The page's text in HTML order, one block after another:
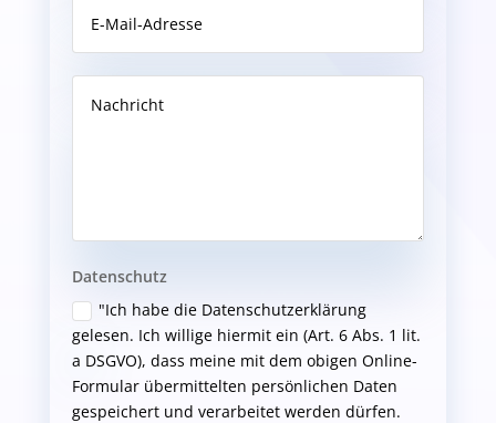
Datenschutz
"Ich habe die Datenschutzerklärung
gelesen. Ich willige hiermit ein (Art. 6 Abs. 1 lit.
a DSGVO), dass meine mit dem obigen Online-
Formular übermittelten persönlichen Daten
gespeichert und verarbeitet werden dürfen.